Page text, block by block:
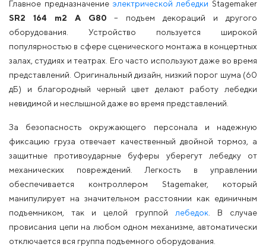
Главное предназначение электрической лебедки Stagemaker
SR2 164 m2 A G80 – подъем декораций и другого
оборудования. Устройство пользуется широкой
популярностью в сфере сценического монтажа в концертных
залах, студиях и театрах. Его часто используют даже во время
представлений. Оригинальный дизайн, низкий порог шума (60
дБ) и благородный черный цвет делают работу лебедки
невидимой и неслышной даже во время представлений.
За безопасность окружающего персонала и надежную
фиксацию груза отвечает качественный двойной тормоз, а
защитные противоударные буферы уберегут лебедку от
механических повреждений. Легкость в управлении
обеспечивается контроллером Stagemaker, который
манипулирует на значительном расстоянии как единичным
подъемником, так и целой группой лебедок. В случае
провисания цепи на любом одном механизме, автоматически
отключается вся группа подъемного оборудования.